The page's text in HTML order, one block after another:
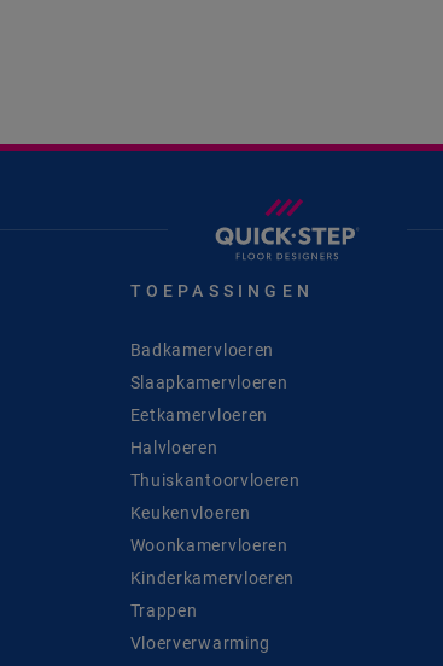
TOEPASSINGEN
Badkamervloeren
Slaapkamervloeren
Eetkamervloeren
Halvloeren
Thuiskantoorvloeren
Keukenvloeren
Woonkamervloeren
Kinderkamervloeren
Trappen
Vloerverwarming